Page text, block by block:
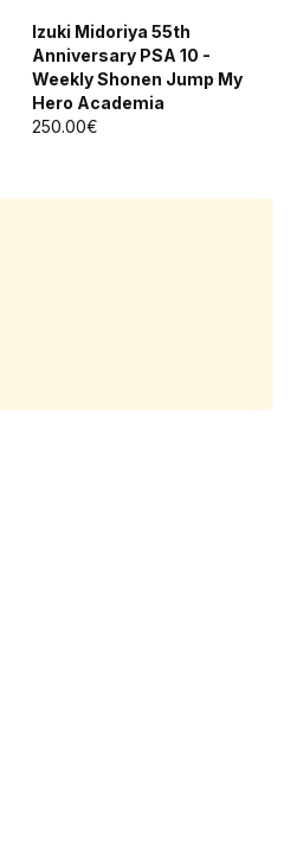
Izuki Midoriya 55th
Anniversary PSA 10 -
Weekly Shonen Jump My
Hero Academia
250.00€